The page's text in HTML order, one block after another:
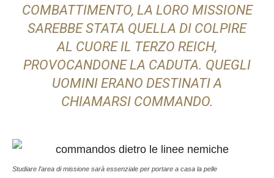
COMBATTIMENTO, LA LORO MISSIONE
SAREBBE STATA QUELLA DI COLPIRE
AL CUORE IL TERZO REICH,
PROVOCANDONE LA CADUTA. QUEGLI
UOMINI ERANO DESTINATI A
CHIAMARSI COMMANDO.
Studiare l’area di missione sarà essenziale per portare a casa la pelle